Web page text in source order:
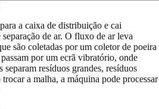
a caixa de distribuição e cai
de ar. O fluxo de ar leva
são coletadas por um coletor de poeira
por um ecrã vibratório, onde
separam resíduos grandes, resíduos
a malha, a máquina pode processar